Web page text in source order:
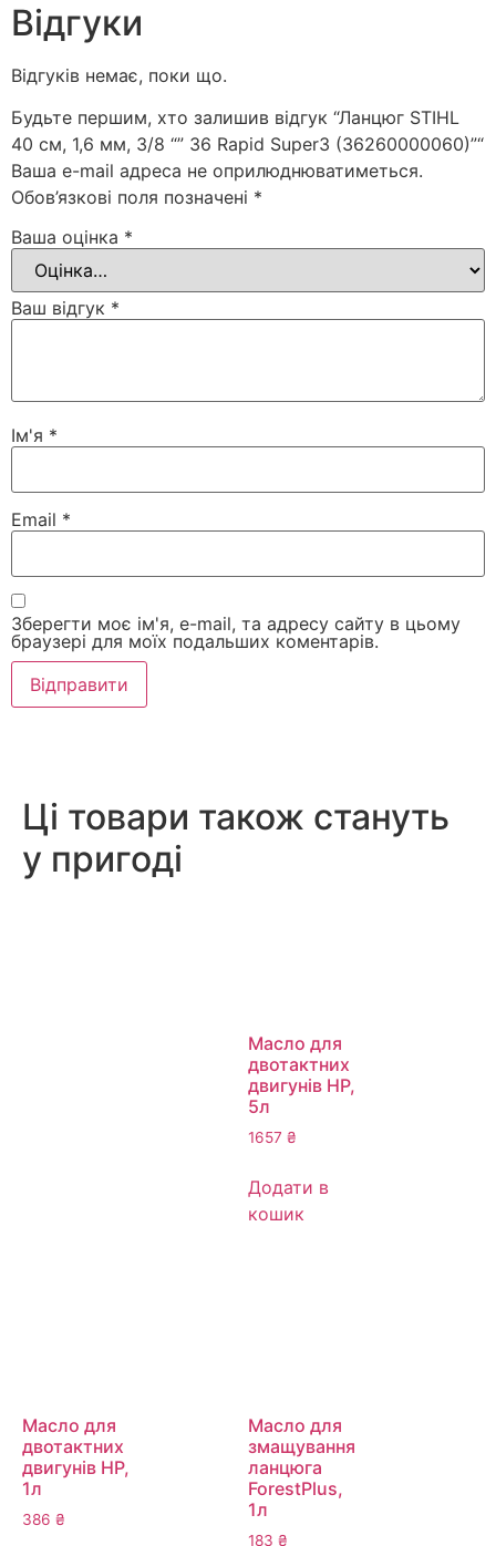
Відгуки
Відгуків немає, поки що.
Будьте першим, хто залишив відгук “Ланцюг STIHL
40 см, 1,6 мм, 3/8 “” 36 Rapid Super3 (36260000060)”“
Ваша e-mail адреса не оприлюднюватиметься.
Обов’язкові поля позначені *
Ваша оцінка *
Ваш відгук *
Ім'я *
Email *
Зберегти моє ім'я, e-mail, та адресу сайту в цьому
браузері для моїх подальших коментарів.
Ці товари також стануть
у пригоді
Масло для
двотактних
двигунів HP,
5л
1657 ₴
Додати в
кошик
Масло для
двотактних
двигунів HP,
1л
386 ₴
Масло для
змащування
ланцюга
ForestPlus,
1л
183 ₴